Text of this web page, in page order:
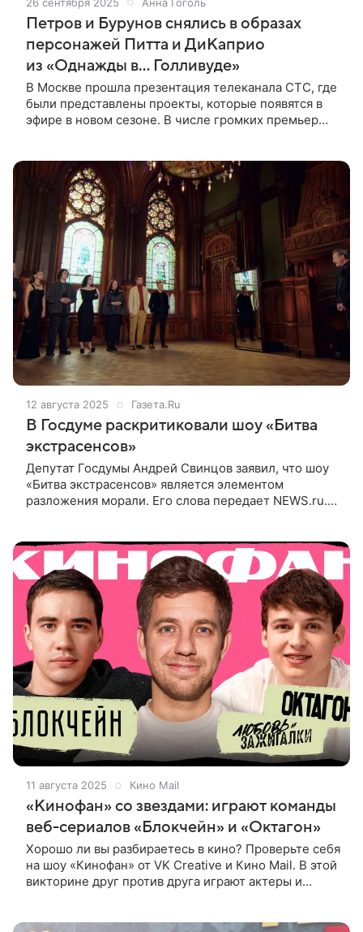
Петров и Бурунов снялись в образах
персонажей Питта и ДиКаприо
из «Однажды в… Голливуде»
В Москве прошла презентация телеканала СТС, где
были представлены проекты, которые появятся в
эфире в новом сезоне. В числе громких премьер
12 августа 2025 Газета.Ru
В Госдуме раскритиковали шоу «Битва
экстрасенсов»
Депутат Госдумы Андрей Свинцов заявил, что шоу
«Битва экстрасенсов» является элементом
разложения морали. Его слова передает NEWS.ru.
11 августа 2025 Кино Mail
«Кинофан» со звездами: играют команды
веб-сериалов «Блокчейн» и «Октагон»
Хорошо ли вы разбираетесь в кино? Проверьте себя
на шоу «Кинофан» от VK Creative и Кино Mail. В этой
викторине друг против друга играют актеры и